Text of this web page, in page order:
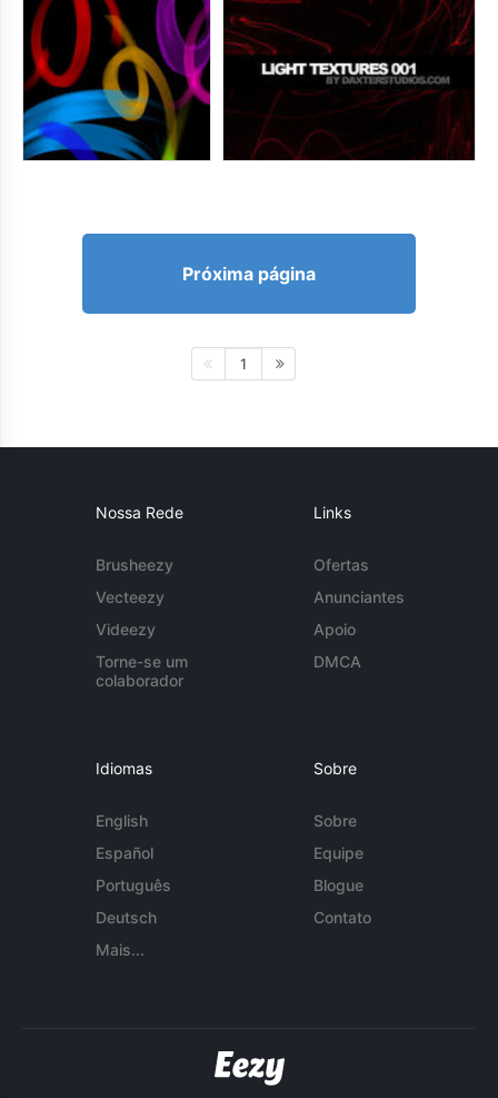
Próxima página
1
Nossa Rede
Brusheezy
Vecteezy
Videezy
Torne-se um
colaborador
Links
Ofertas
Anunciantes
Apoio
DMCA
Idiomas
English
Español
Português
Deutsch
Mais...
Sobre
Sobre
Equipe
Blogue
Contato